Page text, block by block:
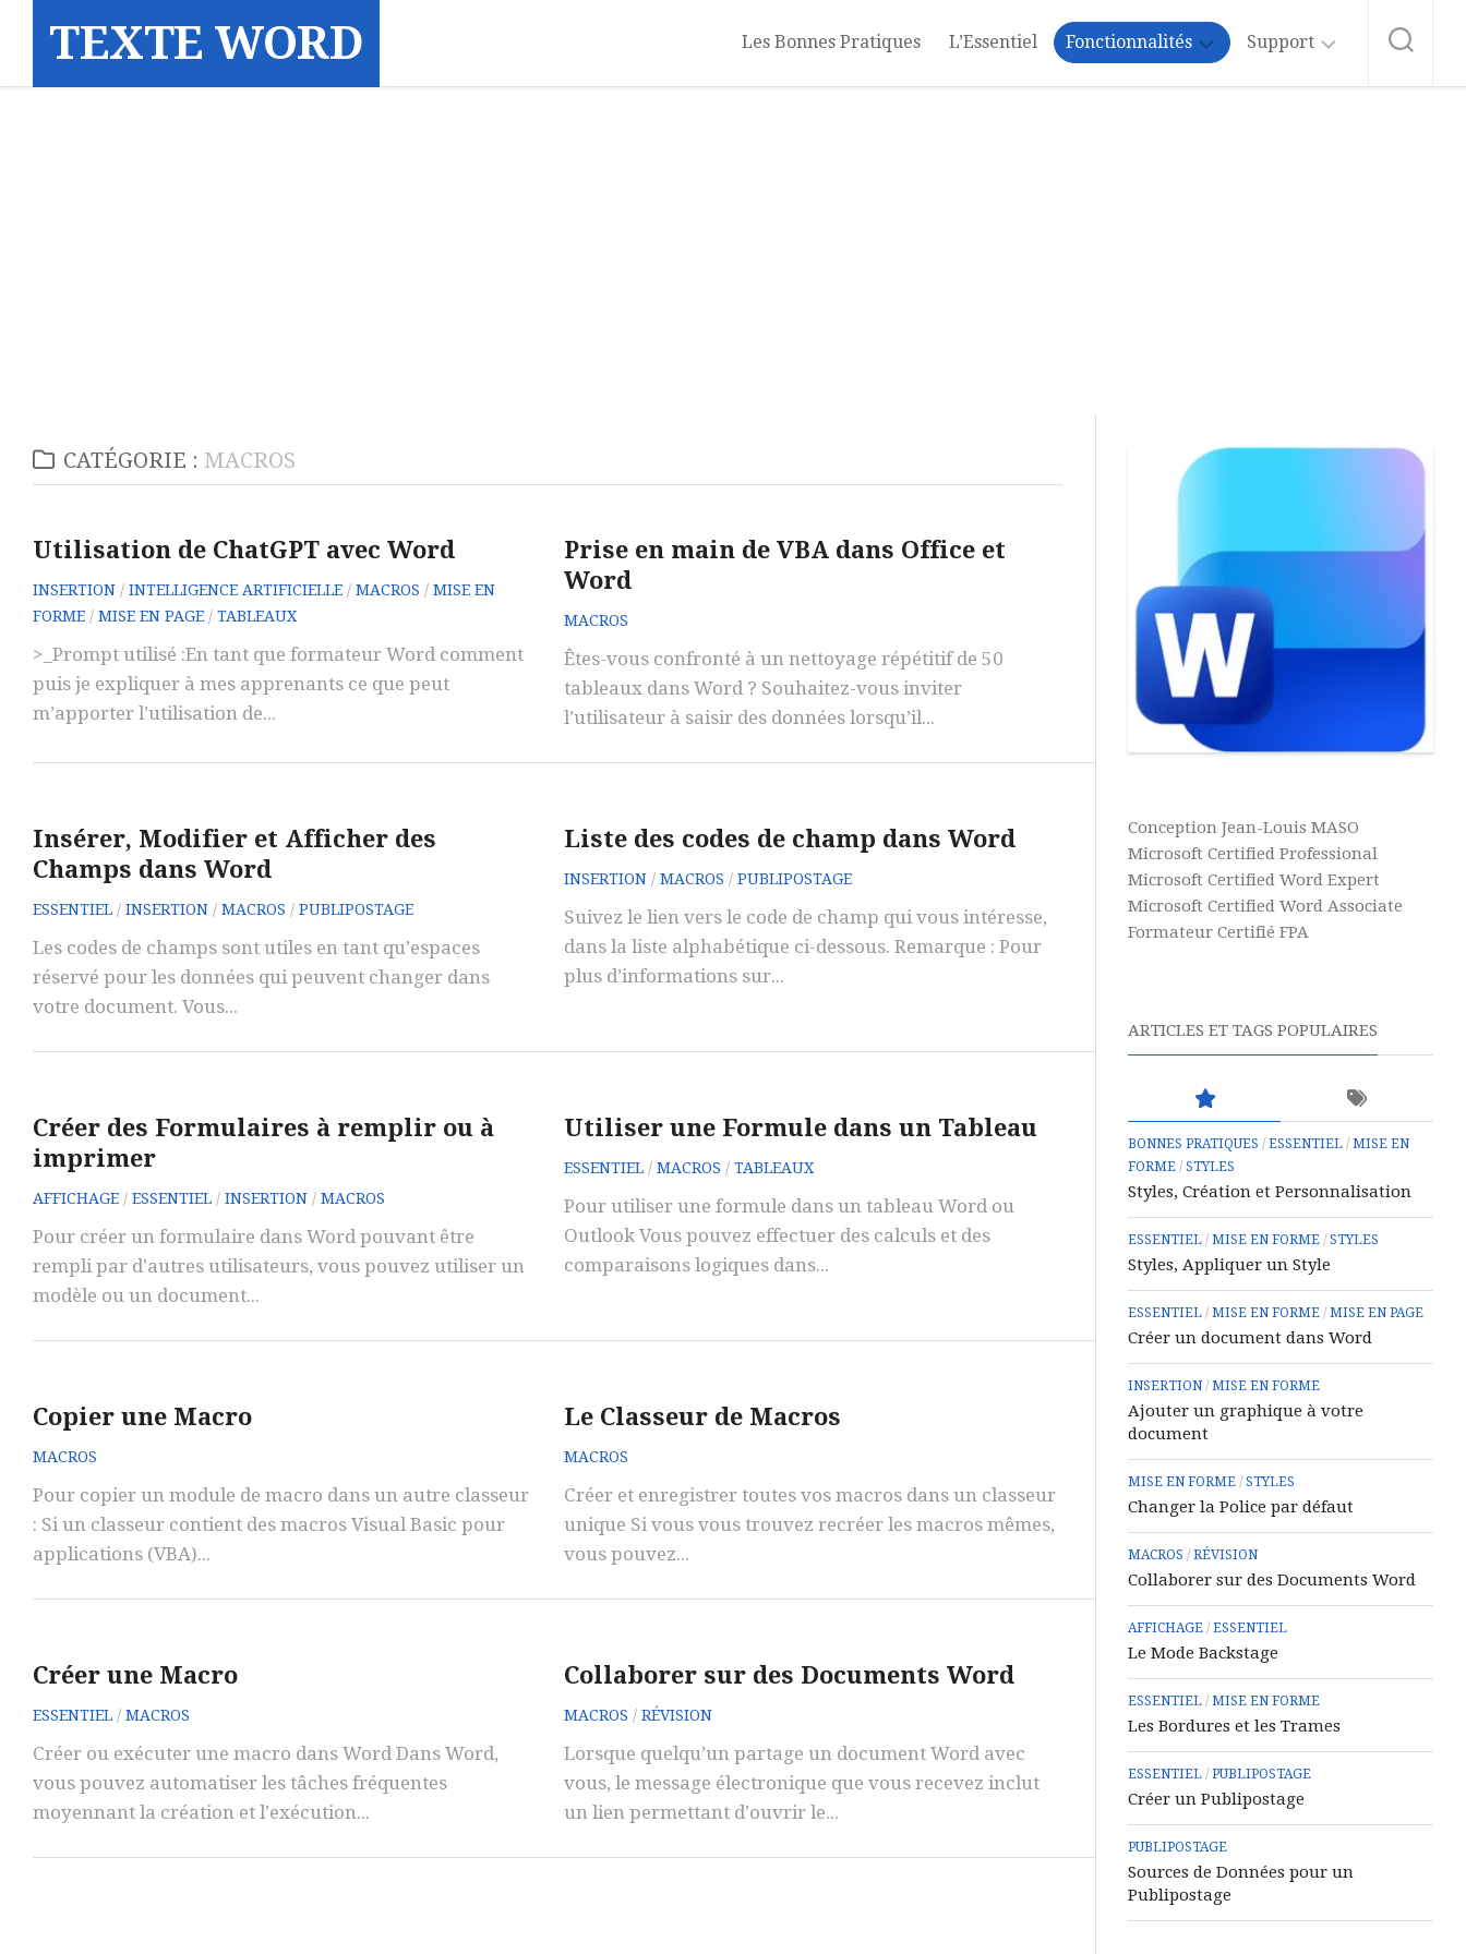
contentTEXTE WORD Les Bonnes Pratiques L’Essentiel Fonctionnalités Support
Tutos
Tutos
&
Learn
Assistance
à
CATÉGORIE : MACROS
Utilisation de ChatGPT avec Word
INSERTION / INTELLIGENCE ARTIFICIELLE / MACROS / MISE EN
FORME / MISE EN PAGE / TABLEAUX
>_Prompt utilisé :En tant que formateur Word comment
puis je expliquer à mes apprenants ce que peut
m’apporter l’utilisation de...
Prise en main de VBA dans Office et
Word
MACROS
Êtes-vous confronté à un nettoyage répétitif de 50
tableaux dans Word ? Souhaitez-vous inviter
l’utilisateur à saisir des données lorsqu’il...
Insérer, Modifier et Afficher des
Champs dans Word
ESSENTIEL / INSERTION / MACROS / PUBLIPOSTAGE
Les codes de champs sont utiles en tant qu’espaces
réservé pour les données qui peuvent changer dans
votre document. Vous...
Liste des codes de champ dans Word
INSERTION / MACROS / PUBLIPOSTAGE
Suivez le lien vers le code de champ qui vous intéresse,
dans la liste alphabétique ci-dessous. Remarque : Pour
plus d’informations sur...
Créer des Formulaires à remplir ou à
imprimer
AFFICHAGE / ESSENTIEL / INSERTION / MACROS
Pour créer un formulaire dans Word pouvant être
rempli par d’autres utilisateurs, vous pouvez utiliser un
modèle ou un document...
Utiliser une Formule dans un Tableau
ESSENTIEL / MACROS / TABLEAUX
Pour utiliser une formule dans un tableau Word ou
Outlook Vous pouvez effectuer des calculs et des
comparaisons logiques dans...
Copier une Macro
MACROS
Pour copier un module de macro dans un autre classeur
: Si un classeur contient des macros Visual Basic pour
applications (VBA)...
Le Classeur de Macros
MACROS
Créer et enregistrer toutes vos macros dans un classeur
unique Si vous vous trouvez recréer les macros mêmes,
vous pouvez...
Créer une Macro
ESSENTIEL / MACROS
Créer ou exécuter une macro dans Word Dans Word,
vous pouvez automatiser les tâches fréquentes
moyennant la création et l’exécution...
Collaborer sur des Documents Word
MACROS / RÉVISION
Lorsque quelqu’un partage un document Word avec
vous, le message électronique que vous recevez inclut
un lien permettant d’ouvrir le...
Conception Jean-Louis MASO
Microsoft Certified Professional
Microsoft Certified Word Expert
Microsoft Certified Word Associate
Formateur Certifié FPA
ARTICLES ET TAGS POPULAIRES
BONNES PRATIQUES / ESSENTIEL / MISE EN
FORME / STYLES
Styles, Création et Personnalisation
ESSENTIEL / MISE EN FORME / STYLES
Styles, Appliquer un Style
ESSENTIEL / MISE EN FORME / MISE EN PAGE
Créer un document dans Word
INSERTION / MISE EN FORME
Ajouter un graphique à votre
document
MISE EN FORME / STYLES
Changer la Police par défaut
MACROS / RÉVISION
Collaborer sur des Documents Word
AFFICHAGE / ESSENTIEL
Le Mode Backstage
ESSENTIEL / MISE EN FORME
Les Bordures et les Trames
ESSENTIEL / PUBLIPOSTAGE
Créer un Publipostage
PUBLIPOSTAGE
Sources de Données pour un
Publipostage